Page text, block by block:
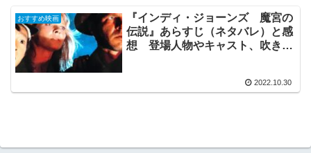
おすすめ映画
『インディ・ジョーンズ 魔宮の
伝説』あらすじ（ネタバレ）と感
想 登場人物やキャスト、吹き替
2022.10.30